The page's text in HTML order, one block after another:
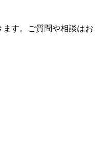
す。ご質問や相談はお